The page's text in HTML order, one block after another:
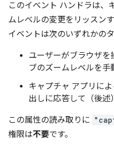
このイベント ハンドラは、
ムレベルの変更をリッスン
イベントは次のいずれかの
ユーザーがブラウザを
ブのズームレベルを手
キャプチャ アプリに
出しに応答して（後述
この属性の読み取りに
権限は不要です。